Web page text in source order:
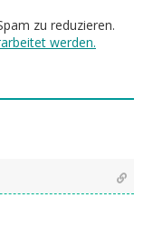
zu reduzieren.
werden.